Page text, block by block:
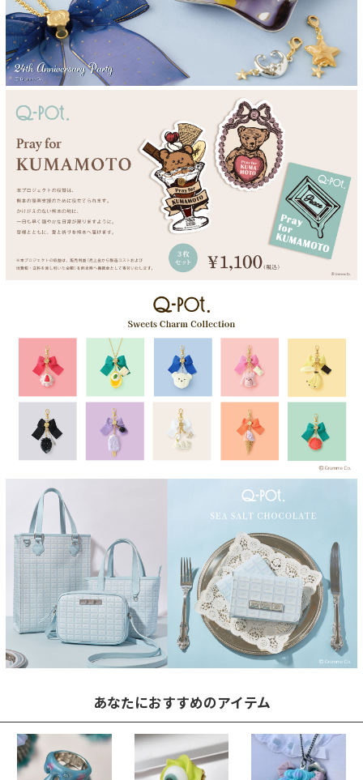
あなたにおすすめのアイテム